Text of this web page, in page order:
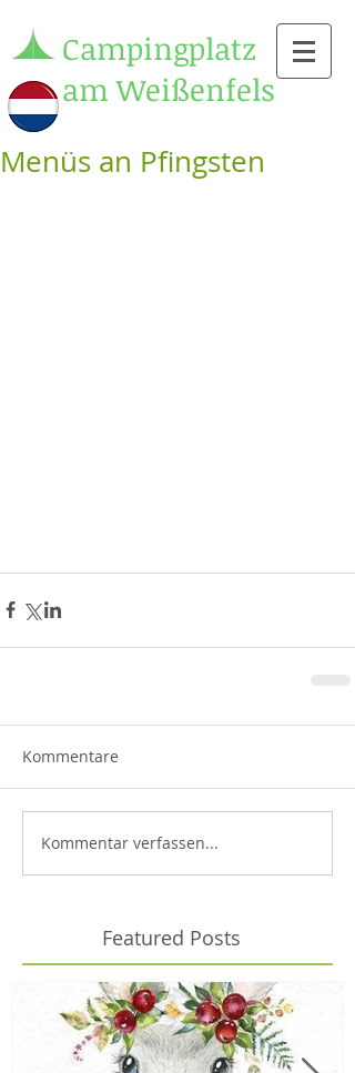
Campingplatz
am Weißenfels
Menüs an Pfingsten
Kommentare
Kommentar verfassen...
Featured Posts